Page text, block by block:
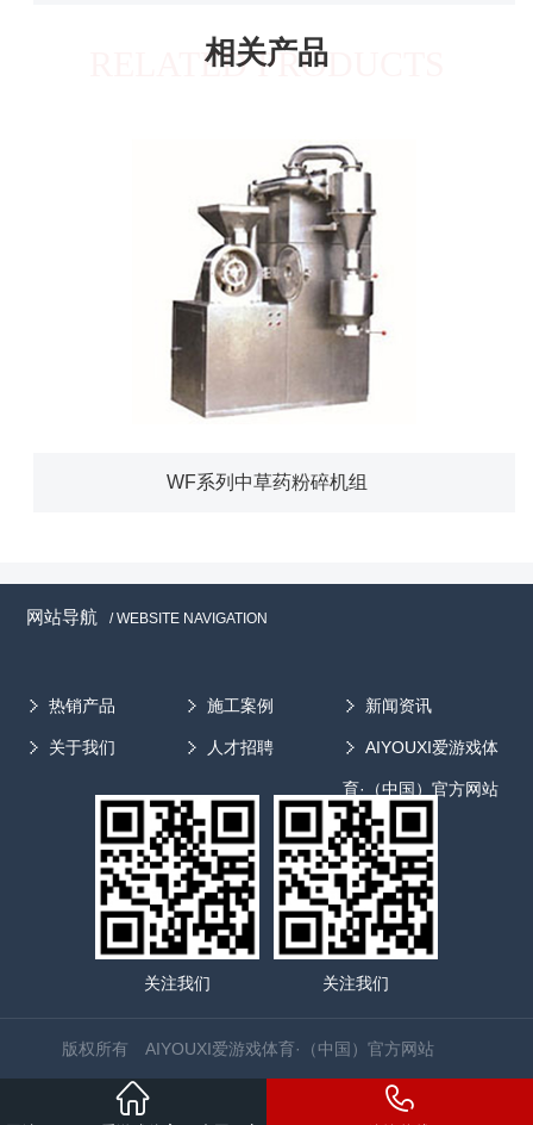
相关产品
RELATED PRODUCTS
WF系列中草药粉碎机组
网站导航 / WEBSITE NAVIGATION
热销产品 施工案例 新闻资讯
关于我们 人才招聘 AIYOUXI爱游戏体
育·（中国）官方网站
关注我们 关注我们
版权所有 AIYOUXI爱游戏体育·（中国）官方网站